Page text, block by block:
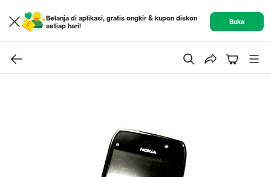
Belanja di aplikasi, gratis ongkir & kupon diskon
setiap hari!
Buka